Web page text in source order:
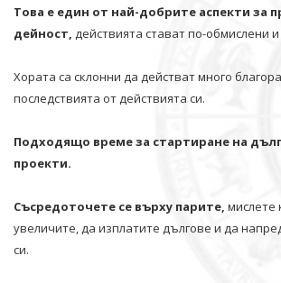
Това е един от най-добрите аспекти за
дейност, действията стават по-обмислени
Хората са склонни да действат много
последствията от действията си.
Подходящо време за стартиране на
проекти.
Съсредоточете се върху парите, мислете
увеличите, да изплатите дългове и да
си.